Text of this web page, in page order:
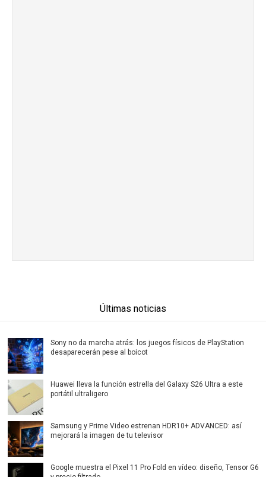
Últimas noticias
Sony no da marcha atrás: los juegos físicos de PlayStation
desaparecerán pese al boicot
Huawei lleva la función estrella del Galaxy S26 Ultra a este
portátil ultraligero
Samsung y Prime Video estrenan HDR10+ ADVANCED: así
mejorará la imagen de tu televisor
Google muestra el Pixel 11 Pro Fold en vídeo: diseño, Tensor G6